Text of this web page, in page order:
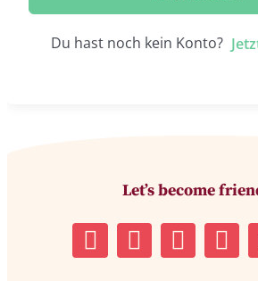
Du hast noch kein Konto?
Let’s become